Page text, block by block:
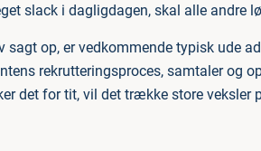
slack i dagligdagen, skal alle andre
sagt op, er vedkommende typisk ude
rekrutteringsproces, samtaler og
det for tit, vil det trække store veksler